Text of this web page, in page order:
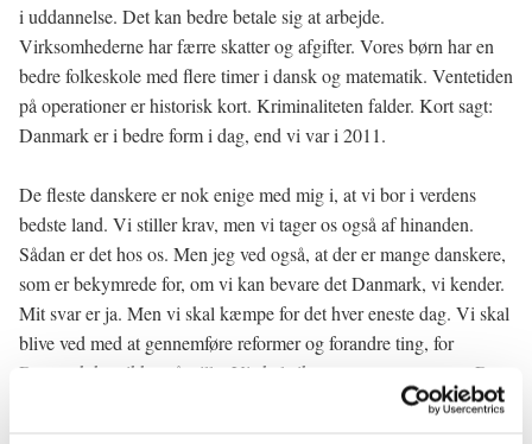
i uddannelse. Det kan bedre betale sig at arbejde.
Virksomhederne har færre skatter og afgifter. Vores børn har en
bedre folkeskole med flere timer i dansk og matematik. Ventetiden
på operationer er historisk kort. Kriminaliteten falder. Kort sagt:
Danmark er i bedre form i dag, end vi var i 2011.
De fleste danskere er nok enige med mig i, at vi bor i verdens
bedste land. Vi stiller krav, men vi tager os også af hinanden.
Sådan er det hos os. Men jeg ved også, at der er mange danskere,
som er bekymrede for, om vi kan bevare det Danmark, vi kender.
Mit svar er ja. Men vi skal kæmpe for det hver eneste dag. Vi skal
blive ved med at gennemføre reformer og forandre ting, for
Danmark kan ikke stå stille. Vi skal sikre, at pengene passer. Det
kræver stram styring. Og vi skal investere i velfærden. For det er